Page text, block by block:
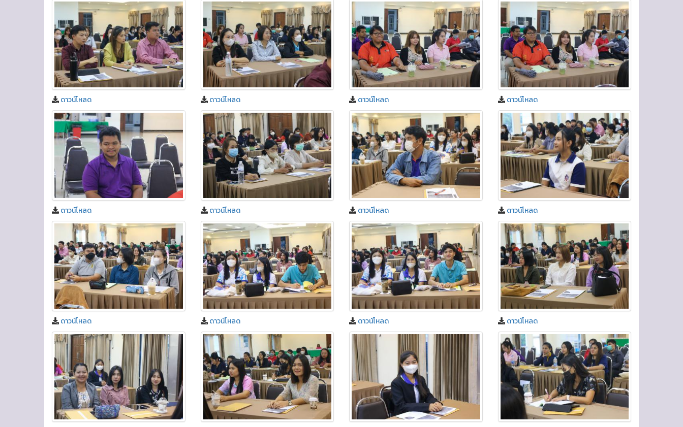
ดาวน์โหลด ดาวน์โหลด ดาวน์โหลด ดาวน์โหลด
ดาวน์โหลด ดาวน์โหลด ดาวน์โหลด ดาวน์โหลด
ดาวน์โหลด ดาวน์โหลด ดาวน์โหลด ดาวน์โหลด